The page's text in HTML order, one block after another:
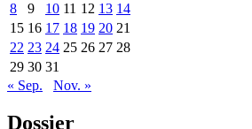
8
9 10 11 12 13 14
15 16 17 18 19 20 21
22 23 24 25 26 27 28
29 30 31
« Sep.
Nov. »
Dossier